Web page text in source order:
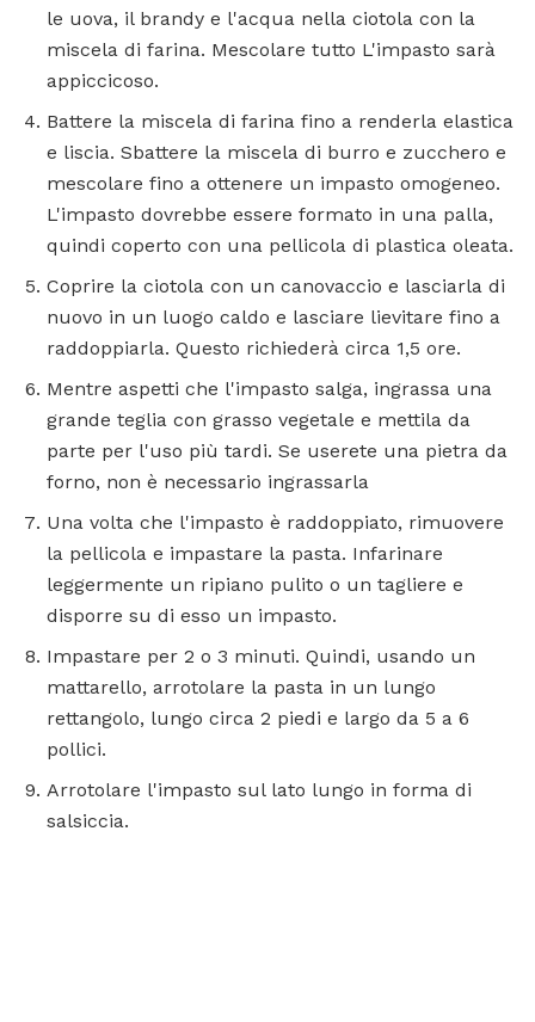
le uova, il brandy e l'acqua nella ciotola con la
miscela di farina. Mescolare tutto L'impasto sarà
appiccicoso.
Battere la miscela di farina fino a renderla elastica
e liscia. Sbattere la miscela di burro e zucchero e
mescolare fino a ottenere un impasto omogeneo.
L'impasto dovrebbe essere formato in una palla,
quindi coperto con una pellicola di plastica oleata.
Coprire la ciotola con un canovaccio e lasciarla di
nuovo in un luogo caldo e lasciare lievitare fino a
raddoppiarla. Questo richiederà circa 1,5 ore.
Mentre aspetti che l'impasto salga, ingrassa una
grande teglia con grasso vegetale e mettila da
parte per l'uso più tardi. Se userete una pietra da
forno, non è necessario ingrassarla
Una volta che l'impasto è raddoppiato, rimuovere
la pellicola e impastare la pasta. Infarinare
leggermente un ripiano pulito o un tagliere e
disporre su di esso un impasto.
Impastare per 2 o 3 minuti. Quindi, usando un
mattarello, arrotolare la pasta in un lungo
rettangolo, lungo circa 2 piedi e largo da 5 a 6
pollici.
Arrotolare l'impasto sul lato lungo in forma di
salsiccia.